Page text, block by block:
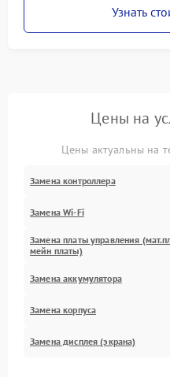
Узнать
Цены на
Цены актуальны на
Замена контроллера
Замена Wi-Fi
Замена платы управления
мейн платы)
Замена аккумулятора
Замена корпуса
Замена дисплея (экрана)